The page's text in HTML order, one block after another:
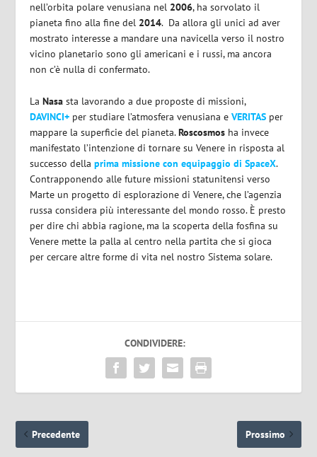
nell’orbita polare venusiana nel 2006, ha sorvolato il
pianeta fino alla fine del 2014. Da allora gli unici ad aver
mostrato interesse a mandare una navicella verso il nostro
vicino planetario sono gli americani e i russi, ma ancora
non c’è nulla di confermato.
LaNasa sta lavorando a due proposte di missioni,
DAVINCI+ per studiare l’atmosfera venusiana eVERITAS per
mappare la superficie del pianeta.Roscosmos ha invece
manifestato l’intenzione di tornare su Venere in risposta al
successo dellaprima missione con equipaggio di SpaceX.
Contrapponendo alle future missioni statunitensi verso
Marte un progetto di esplorazione di Venere, che l’agenzia
russa considera più interessante del mondo rosso. È presto
per dire chi abbia ragione, ma la scoperta della fosfina su
Venere mette la palla al centro nella partita che si gioca
per cercare altre forme di vita nel nostro Sistema solare.
CONDIVIDERE:
Precedente Prossimo